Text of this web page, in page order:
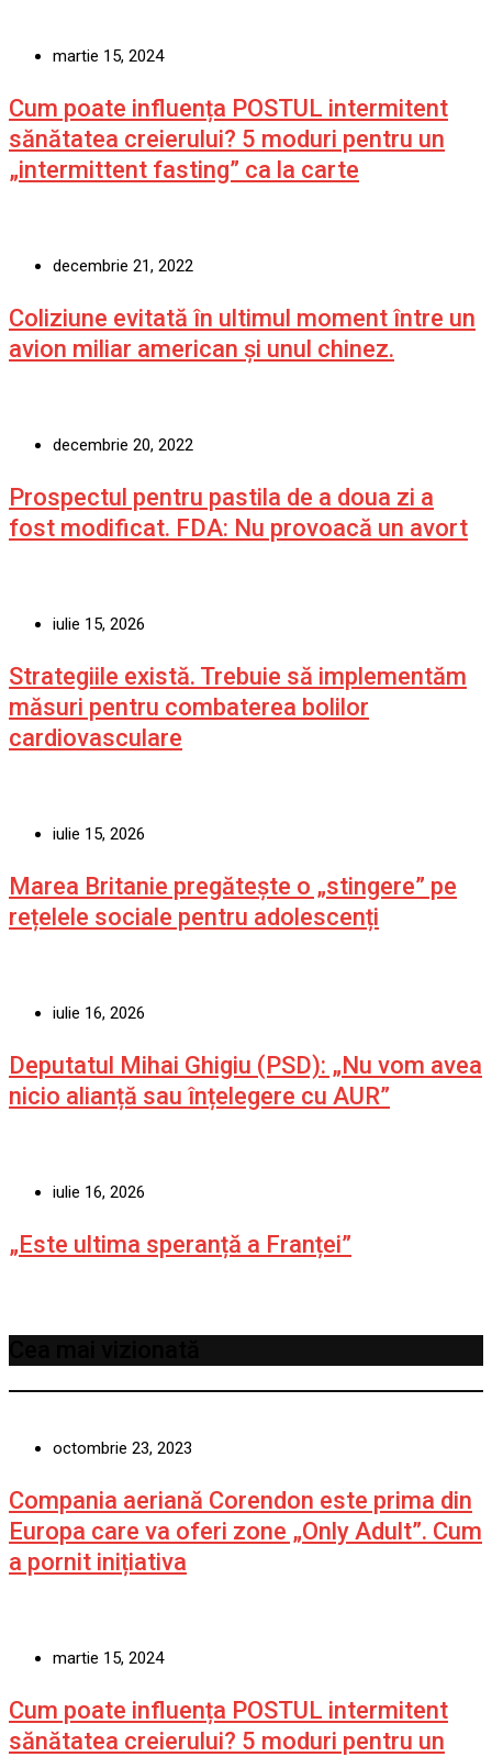
martie 15, 2024
Cum poate influența POSTUL intermitent
sănătatea creierului? 5 moduri pentru un
„intermittent fasting” ca la carte
decembrie 21, 2022
Coliziune evitată în ultimul moment între un
avion miliar american şi unul chinez.
decembrie 20, 2022
Prospectul pentru pastila de a doua zi a
fost modificat. FDA: Nu provoacă un avort
iulie 15, 2026
Strategiile există. Trebuie să implementăm
măsuri pentru combaterea bolilor
cardiovasculare
iulie 15, 2026
Marea Britanie pregătește o „stingere” pe
rețelele sociale pentru adolescenți
iulie 16, 2026
Deputatul Mihai Ghigiu (PSD): „Nu vom avea
nicio alianță sau înțelegere cu AUR”
iulie 16, 2026
„Este ultima speranță a Franței”
octombrie 23, 2023
Compania aeriană Corendon este prima din
Europa care va oferi zone „Only Adult”. Cum
a pornit inițiativa
martie 15, 2024
Cum poate influența POSTUL intermitent
sănătatea creierului? 5 moduri pentru un